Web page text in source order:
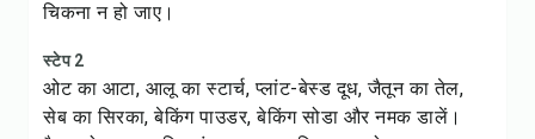
चिकना न हो जाए।
स्टेप 2
ओट का आटा, आलू का स्टार्च, प्लांट-बेस्ड दूध, जैतून का तेल,
सेब का सिरका, बेकिंग पाउडर, बेकिंग सोडा और नमक डालें।